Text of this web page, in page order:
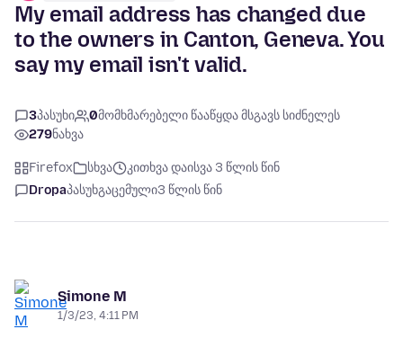
My email address has changed due
to the owners in Canton, Geneva. You
say my email isn't valid.
3პასუხი 0მომხმარებელი წააწყდა მსგავს სიძნელეს
279ნახვა
Firefox სხვა
კითხვა დაისვა 3 წლის წინ
Dropaპასუხგაცემული3 წლის წინ
Simone M
1/3/23, 4:11 PM